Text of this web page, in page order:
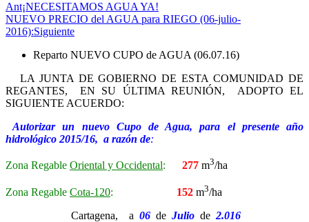
Ant¡NECESITAMOS AGUA YA!
NUEVO PRECIO del AGUA para RIEGO (06-julio-
2016):Siguiente
Reparto NUEVO CUPO de AGUA (06.07.16)
LA JUNTA DE GOBIERNO DE ESTA COMUNIDAD DE
REGANTES, EN SU ÚLTIMA REUNIÓN, ADOPTO EL
SIGUIENTE ACUERDO:
Autorizar un nuevo Cupo de Agua, para el presente año
hidrológico 2015/16, a razón de:
Zona Regable Oriental y Occidental: 277 m3/ha
Zona Regable Cota-120: 152 m3/ha
Cartagena, a 06 de Julio de 2.016